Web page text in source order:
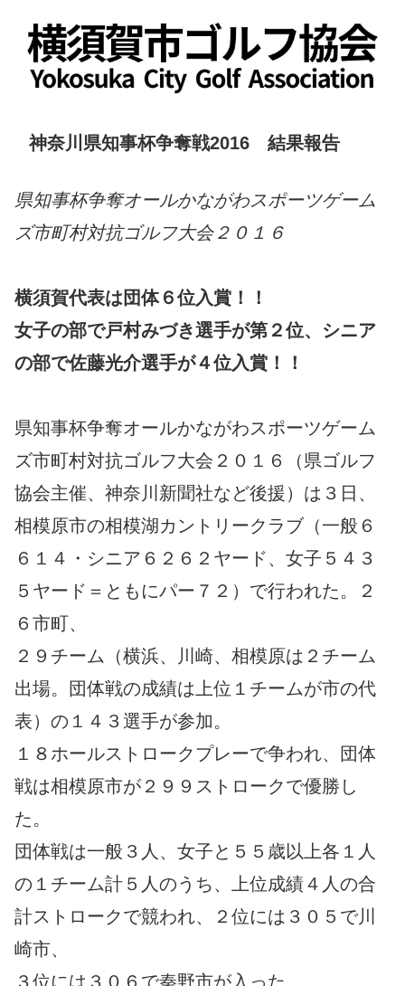
神奈川県知事杯争奪戦2016 結果報告
県知事杯争奪オールかながわスポーツゲーム
ズ市町村対抗ゴルフ大会２０１６
横須賀代表は団体６位入賞！！
女子の部で戸村みづき選手が第２位、シニア
の部で佐藤光介選手が４位入賞！！
県知事杯争奪オールかながわスポーツゲーム
ズ市町村対抗ゴルフ大会２０１６（県ゴルフ
協会主催、神奈川新聞社など後援）は３日、
相模原市の相模湖カントリークラブ（一般６
６１４・シニア６２６２ヤード、女子５４３
５ヤード＝ともにパー７２）で行われた。２
６市町、
２９チーム（横浜、川崎、相模原は２チーム
出場。団体戦の成績は上位１チームが市の代
表）の１４３選手が参加。
１８ホールストロークプレーで争われ、団体
戦は相模原市が２９９ストロークで優勝し
た。
団体戦は一般３人、女子と５５歳以上各１人
の１チーム計５人のうち、上位成績４人の合
計ストロークで競われ、２位には３０５で川
崎市、
３位には３０６で秦野市が入った。